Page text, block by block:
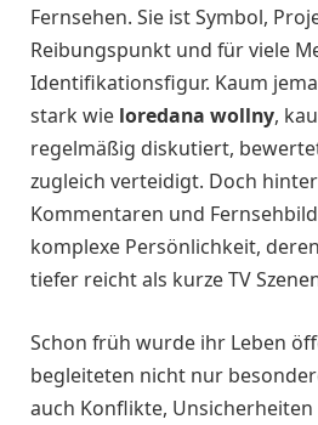
Fernsehen. Sie ist Symbol,
Reibungspunkt und für viele
Identifikationsfigur. Kaum
stark wie loredana wollny,
regelmäßig diskutiert,
zugleich verteidigt. Doch
Kommentaren und
komplexe Persönlichkeit,
tiefer reicht als kurze TV
Schon früh wurde ihr Leben
begleiteten nicht nur
auch Konflikte,